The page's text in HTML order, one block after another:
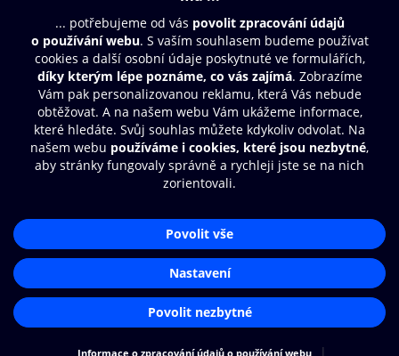
Obsah ke stažení
Moje O2 Knihovna
Další zábava
© O2 Czech Republic a.s.
Přístupnost
Zásady zpracování osobních údajů
Nastavení cookies
Aplikace O2 Knihovna
Čti a poslouchej své e-knihy a
audioknihy rychleji a pohodlněji.